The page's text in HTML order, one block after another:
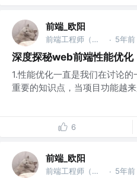
前端_欧阳
前端工程师（架构，底层，优化方向） · 5年前
深度探秘web前端性能优化
1.性能优化一直是我们在讨论
重要的知识点，当项目功能越
6
前端_欧阳
前端工程师（架构，底层，优化方向） · 5年前